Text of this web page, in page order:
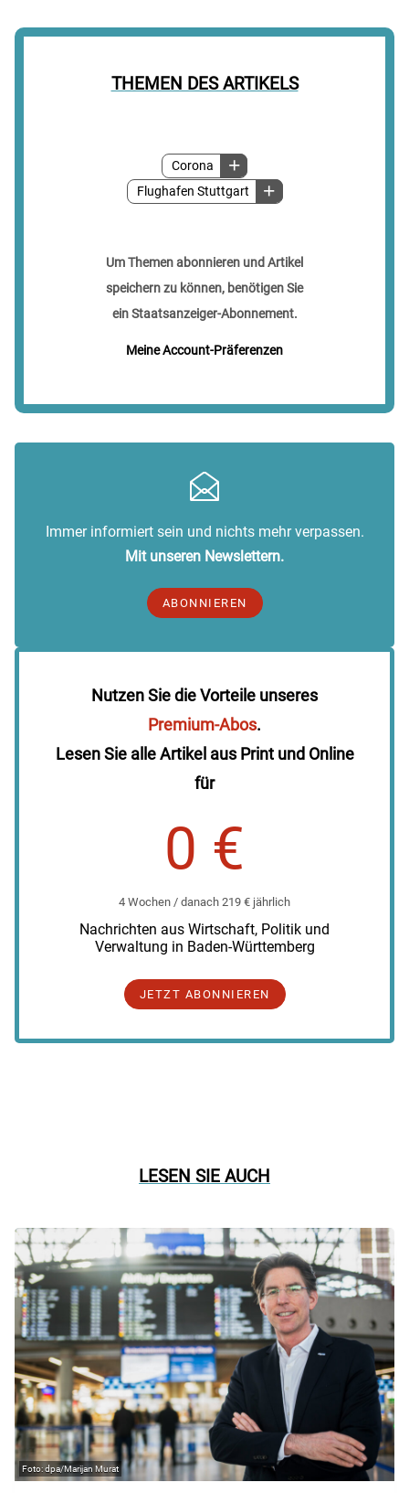
THEMEN DES ARTIKELS
Corona
Flughafen Stuttgart
Um Themen abonnieren und Artikel
speichern zu können, benötigen Sie
ein Staatsanzeiger-Abonnement.
Meine Account-Präferenzen
Immer informiert sein und nichts mehr verpassen.
Mit unseren Newslettern.
ABONNIEREN
Nutzen Sie die Vorteile unseres
Premium-Abos.
Lesen Sie alle Artikel aus Print und Online
für
0 €
4 Wochen / danach 219 € jährlich
Nachrichten aus Wirtschaft, Politik und
Verwaltung in Baden-Württemberg
JETZT ABONNIEREN
LESEN SIE AUCH
dpa/Marijan Murat